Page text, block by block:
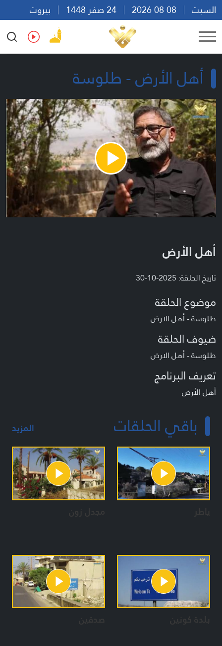
السبت
بيروت
19:09
Ar En Fr Es
أهل الأرض - طلوسة
Play
Video
أهل الأرض
تاريخ الحلقة: 2025-10-30
موضوع الحلقة
طلوسة - أهل الارض
ضيوف الحلقة
طلوسة - أهل الارض
تعريف البرنامج
أهل الأرض
باقي الحلقات المزيد
مجدل زون
بلدة كونين صدقين